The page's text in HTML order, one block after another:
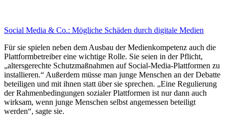
Social Media & Co.: Mögliche Schäden durch digitale Medien
Für sie spielen neben dem Ausbau der Medienkompetenz auch die
Plattformbetreiber eine wichtige Rolle. Sie seien in der Pflicht,
„altersgerechte Schutzmaßnahmen auf Social-Media-Plattformen zu
installieren.“ Außerdem müsse man junge Menschen an der Debatte
beteiligen und mit ihnen statt über sie sprechen. „Eine Regulierung
der Rahmenbedingungen sozialer Plattformen ist nur dann auch
wirksam, wenn junge Menschen selbst angemessen beteiligt
werden“, sagte sie.